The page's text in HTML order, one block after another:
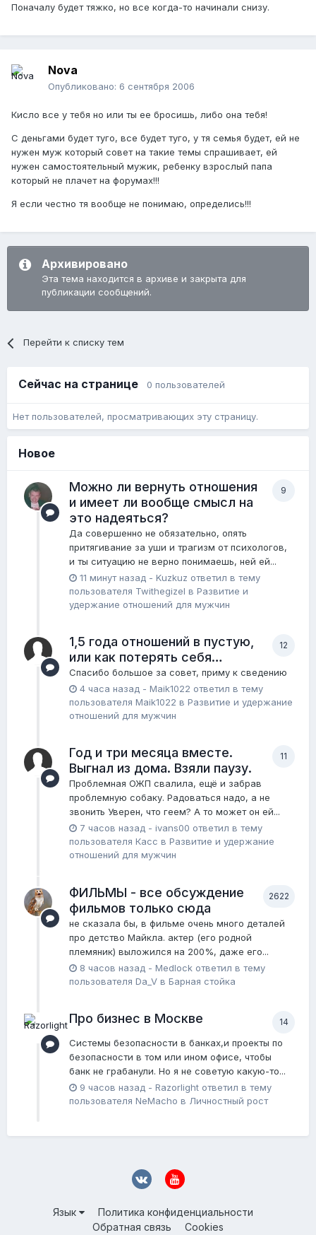
Поначалу будет тяжко, но все когда-то начинали снизу.
Nova
Опубликовано: 6 сентября 2006
Кисло все у тебя но или ты ее бросишь, либо она тебя!
С деньгами будет туго, все будет туго, у тя семья будет, ей не
нужен муж который совет на такие темы спрашивает, ей
нужен самостоятельный мужик, ребенку взрослый папа
который не плачет на форумах!!!
Я если честно тя вообще не понимаю, определись!!!
Архивировано
Эта тема находится в архиве и закрыта для
публикации сообщений.
Перейти к списку тем
Сейчас на странице 0 пользователей
Нет пользователей, просматривающих эту страницу.
Новое
9
Можно ли вернуть отношения
и имеет ли вообще смысл на
это надеяться?
Да совершенно не обязательно, опять
притягивание за уши и трагизм от психологов,
и ты ситуацию не верно понимаешь, ней ей...
11 минут назад - Kuzkuz ответил в тему
пользователя Twithegizel в Pазвитие и
удержание отношений для мужчин
12
1,5 года отношений в пустую,
или как потерять себя…
Спасибо большое за совет, приму к сведению
4 часа назад - Maik1022 ответил в тему
пользователя Maik1022 в Pазвитие и удержание
отношений для мужчин
11
Год и три месяца вместе.
Выгнал из дома. Взяли паузу.
Проблемная ОЖП свалила, ещё и забрав
проблемную собаку. Радоваться надо, а не
звонить Уверен, что геем? А то может он ей...
7 часов назад - ivans00 ответил в тему
пользователя Касс в Pазвитие и удержание
отношений для мужчин
2622
ФИЛЬМЫ - все обсуждение
фильмов только сюда
не сказала бы, в фильме очень много деталей
про детство Майкла. актер (его родной
племяник) выложился на 200%, даже его...
8 часов назад - Medlock ответил в тему
пользователя Da_V в Барная стойка
14
Про бизнес в Москве
Системы безопасности в банках,и проекты по
безопасности в том или ином офисе, чтобы
банк не грабанули. Но я не советую какую-то...
9 часов назад - Razorlight ответил в тему
пользователя NeMacho в Личностный рост
Язык
Политика конфиденциальности
Обратная связь
Cookies